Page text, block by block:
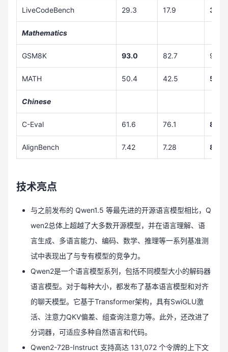
LiveCodeBench 29.3 17.9 35.7
Mathematics
GSM8K 93.0 82.7 91.1
MATH 50.4 42.5 59.7
Chinese
C-Eval 61.6 76.1 83.8
AlignBench 7.42 7.28 8.27
技术亮点
与之前发布的 Qwen1.5 等最先进的开源语言模型相比，Q
wen2总体上超越了大多数开源模型，并在语言理解、语
言生成、多语言能力、编码、数学、推理等一系列基准测
试中表现出了与专有模型的竞争力。
Qwen2是一个语言模型系列，包括不同模型大小的解码器
语言模型。对于每种大小，都发布了基本语言模型和对齐
的聊天模型。它基于Transformer架构，具有SwiGLU激
活、注意力QKV偏差、组查询注意力等。此外，还改进了
分词器，可适应多种自然语言和代码。
Qwen2-72B-Instruct 支持高达 131,072 个令牌的上下文